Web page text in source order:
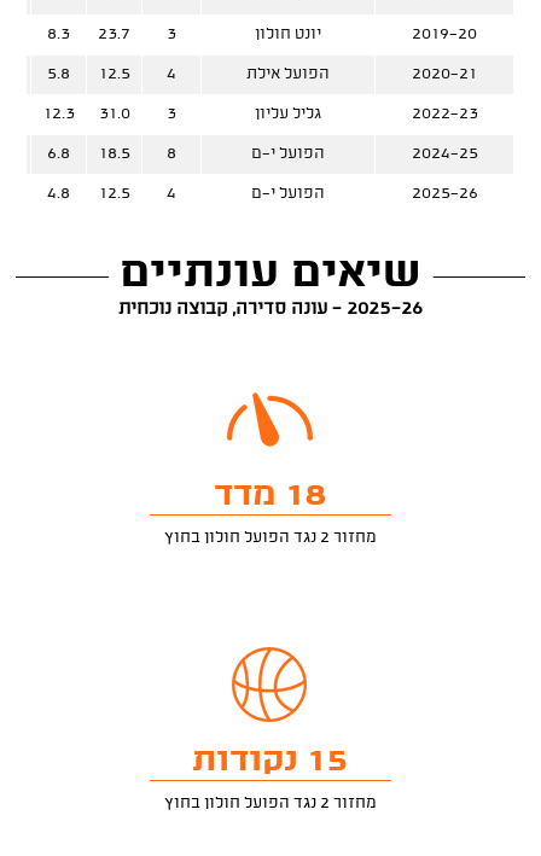
2019-20 יונט חולון 3
23.7
8.3
2020-21 הפועל אילת 4
12.5
5.8
2022-23 גליל עליון 3
31.0
12.3
2024-25 הפועל י-ם 8
18.5
6.8
2025-26 הפועל י-ם 4
12.5
4.8
שיאים עונתיים
2025-26 - עונה סדירה, קבוצה נוכחית
18 מדד
מחזור 2 נגד הפועל חולון בחוץ
15 נקודות
מחזור 2 נגד הפועל חולון בחוץ